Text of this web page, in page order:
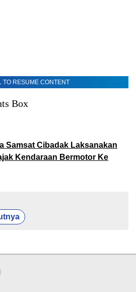
TO RESUME CONTENT
Box
Samsat Cibadak Laksanakan
Kendaraan Bermotor Ke